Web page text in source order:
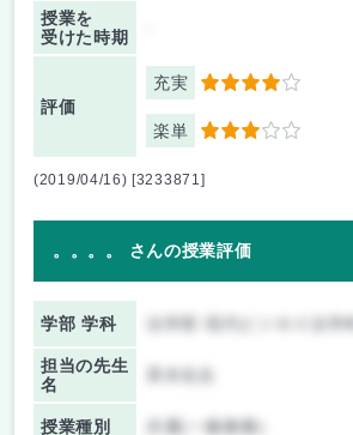
授業を
受けた時期
評価
充実 4
楽単 3
(2019/04/16) [3233871]
。。。。 さんの授業評価
学部 学科
担当の先生
名
授業種別 共通(一般教養)